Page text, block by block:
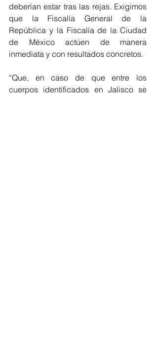
deberían estar tras las rejas. Exigimos
que la Fiscalía General de la
República y la Fiscalía de la Ciudad
de México actúen de manera
inmediata y con resultados concretos.
“Que, en caso de que entre los
cuerpos identificados en Jalisco se